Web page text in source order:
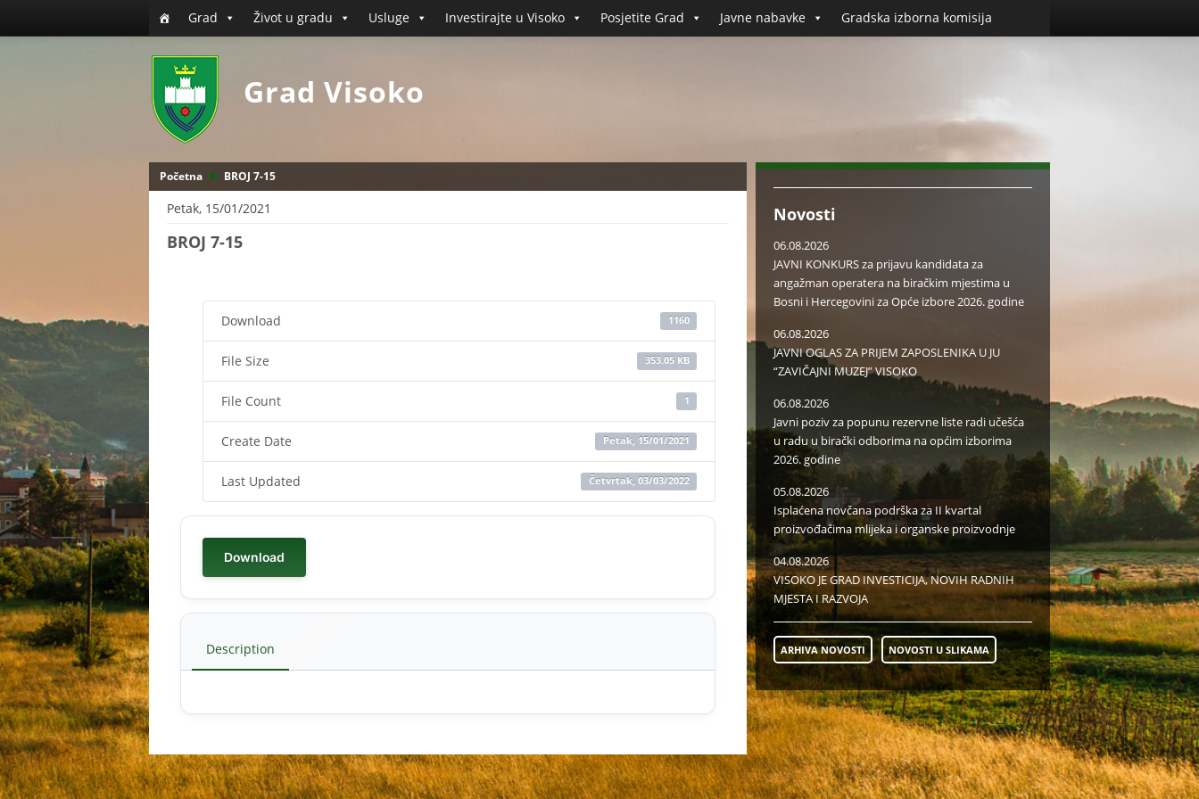
Grad Život u gradu Usluge Investirajte u Visoko Posjetite Grad Javne nabavke Gradska izborna komisija
Grad Visoko
Početna BROJ 7-15
Petak, 15/01/2021
BROJ 7-15
Download 1160
File Size 353.05 KB
File Count 1
Create Date Petak, 15/01/2021
Last Updated Četvrtak, 03/03/2022
Download
Description
Novosti
06.08.2026
JAVNI KONKURS za prijavu kandidata za
angažman operatera na biračkim mjestima u
Bosni i Hercegovini za Opće izbore 2026. godine
06.08.2026
JAVNI OGLAS ZA PRIJEM ZAPOSLENIKA U JU
“ZAVIČAJNI MUZEJ” VISOKO
06.08.2026
Javni poziv za popunu rezervne liste radi učešća
u radu u birački odborima na općim izborima
2026. godine
05.08.2026
Isplaćena novčana podrška za II kvartal
proizvođačima mlijeka i organske proizvodnje
04.08.2026
VISOKO JE GRAD INVESTICIJA, NOVIH RADNIH
MJESTA I RAZVOJA
ARHIVA NOVOSTI NOVOSTI U SLIKAMA